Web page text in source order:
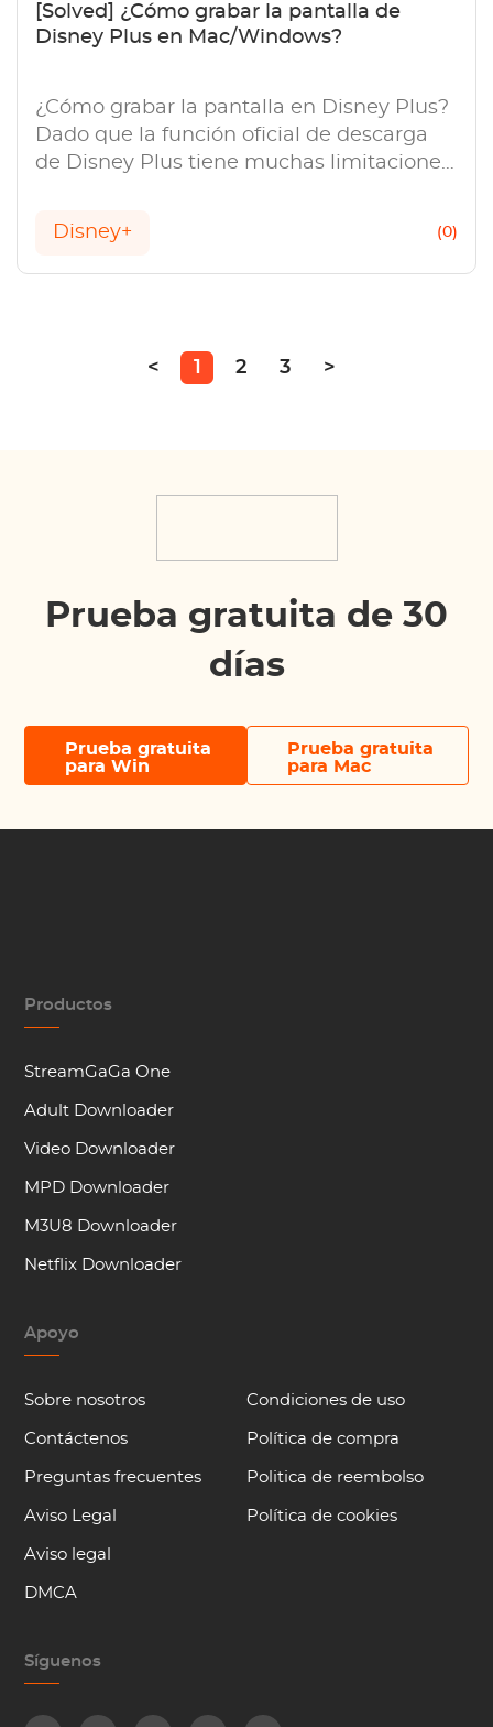
[Solved] ¿Cómo grabar la pantalla de
Disney Plus en Mac/Windows?
¿Cómo grabar la pantalla en Disney Plus?
Dado que la función oficial de descarga
de Disney Plus tiene muchas limitaciones,
Disney+ (0)
< 1 2 3 >
Prueba gratuita de 30
días
Prueba gratuita
para Win
Prueba gratuita
para Mac
Productos
StreamGaGa One
Adult Downloader
Video Downloader
MPD Downloader
M3U8 Downloader
Netflix Downloader
Apoyo
Sobre nosotros
Contáctenos
Preguntas frecuentes
Aviso Legal
Aviso legal
DMCA
Condiciones de uso
Política de compra
Politica de reembolso
Política de cookies
Síguenos